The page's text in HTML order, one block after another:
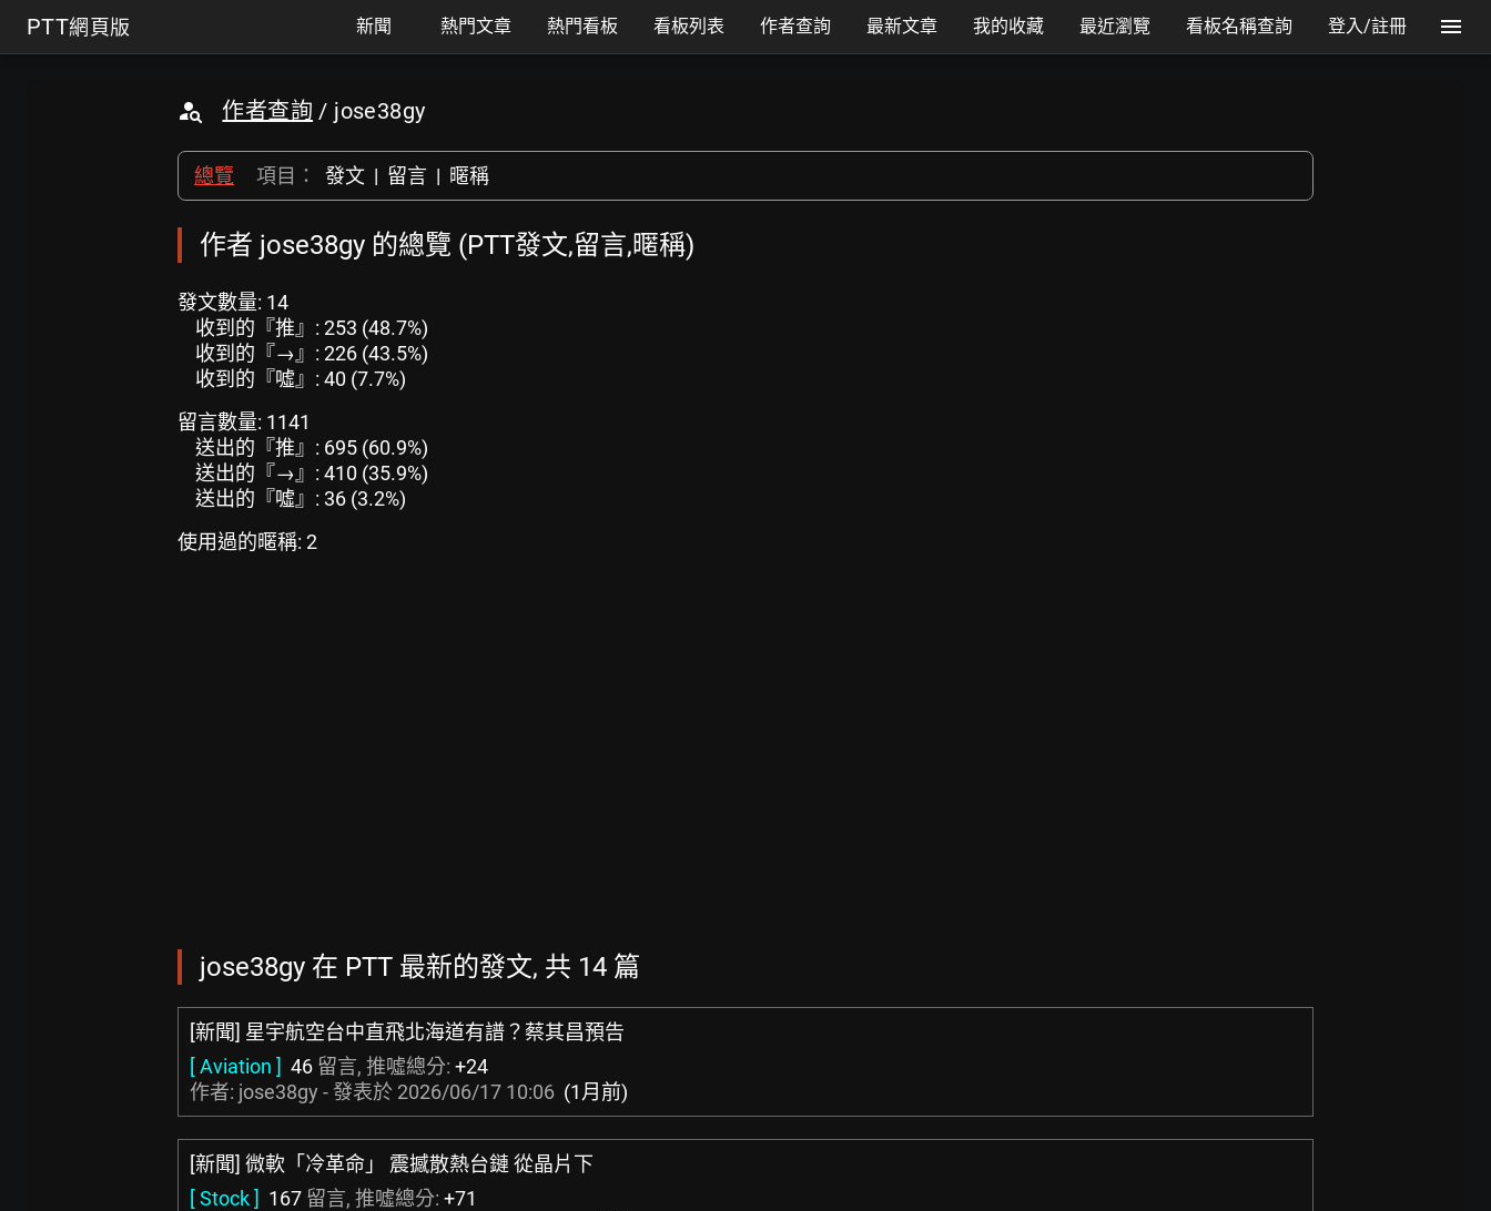
PTT網頁版 新聞 熱門文章 熱門看板 看板列表 作者查詢 最新文章 我的收藏 最近瀏覽 看板名稱查詢 登入/註冊
作者查詢 / jose38gy
總覽 項目： 發文 | 留言 | 暱稱
作者 jose38gy 的總覽 (PTT發文,留言,暱稱)
發文數量: 14
收到的『推』: 253 (48.7%)
收到的『→』: 226 (43.5%)
收到的『噓』: 40 (7.7%)
留言數量: 1141
送出的『推』: 695 (60.9%)
送出的『→』: 410 (35.9%)
送出的『噓』: 36 (3.2%)
使用過的暱稱: 2
jose38gy 在 PTT 最新的發文, 共 14 篇
[新聞] 星宇航空台中直飛北海道有譜？蔡其昌預告
[ Aviation ] 46 留言, 推噓總分: +24
作者: jose38gy - 發表於 2026/06/17 10:06 (1月前)
[新聞] 微軟「冷革命」 震撼散熱台鏈 從晶片下
[ Stock ] 167 留言, 推噓總分: +71